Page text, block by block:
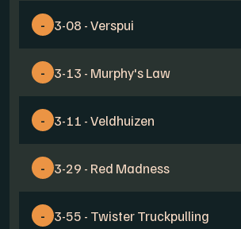
- 3-08 - Verspui
- 3-13 - Murphy's Law
- 3-11 - Veldhuizen
- 3-29 - Red Madness
- 3-55 - Twister Truckpulling